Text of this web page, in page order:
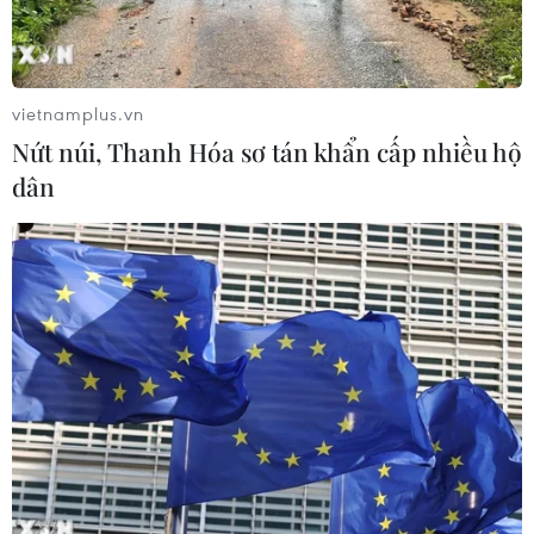
17/07/2026 05:42
CƠ QUAN CHỦ QUẢN: THÔNG TẤN XÃ VIỆT NAM
Tổng Biên tập: TRẦN TIẾN DUẨN
Phó Tổng Biên tập: NGUYỄN THỊ TÁM, KHÚC THANH
THỦY
Sở hữu trí tuệ
Quy định sử dụng
RSS
Hỗ trợ
vietnamplus.vn
Nứt núi, Thanh Hóa sơ tán khẩn cấp nhiều hộ
dân